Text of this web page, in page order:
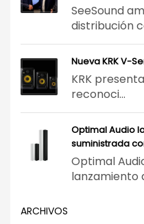
SeeSound
distribución
Nueva KRK V-
KRK
reconoci...
Optimal Audio
suministrada
Optimal
lanzamiento
ARCHIVOS